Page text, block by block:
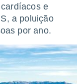
e
a poluição
por ano.